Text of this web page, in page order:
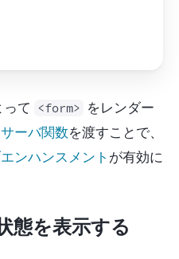
って <form> をレンダー
サーバ関数を渡すことで、
ンハンスメント が有効に
態を表示する